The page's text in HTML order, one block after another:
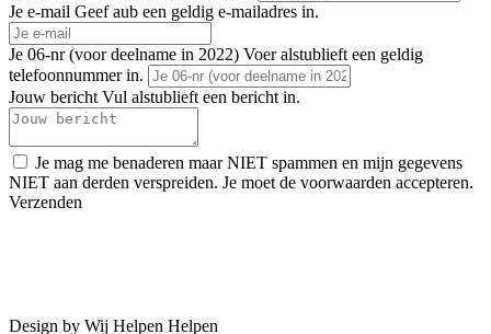
Je e-mail Geef aub een geldig e-mailadres in.
Je 06-nr (voor deelname in 2022) Voer alstublieft een geldig
telefoonnummer in.
Jouw bericht Vul alstublieft een bericht in.
Je mag me benaderen maar NIET spammen en mijn gegevens
NIET aan derden verspreiden. Je moet de voorwaarden accepteren.
Verzenden
Design by Wij Helpen Helpen